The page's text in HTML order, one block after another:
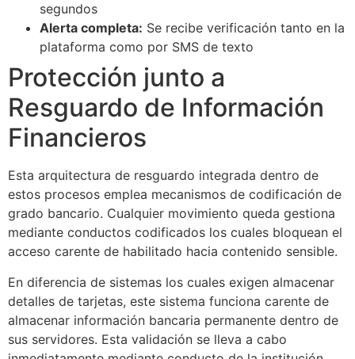
panel
panel
panel
panel
panel
panel
panel
panel
panel
panel
segundos
Alerta completa: Se recibe verificación tanto en la
plataforma como por SMS de texto
Protección junto a
Resguardo de Información
Financieros
Esta arquitectura de resguardo integrada dentro de
estos procesos emplea mecanismos de codificación de
grado bancario. Cualquier movimiento queda gestiona
mediante conductos codificados los cuales bloquean el
acceso carente de habilitado hacia contenido sensible.
En diferencia de sistemas los cuales exigen almacenar
detalles de tarjetas, este sistema funciona carente de
almacenar información bancaria permanente dentro de
sus servidores. Esta validación se lleva a cabo